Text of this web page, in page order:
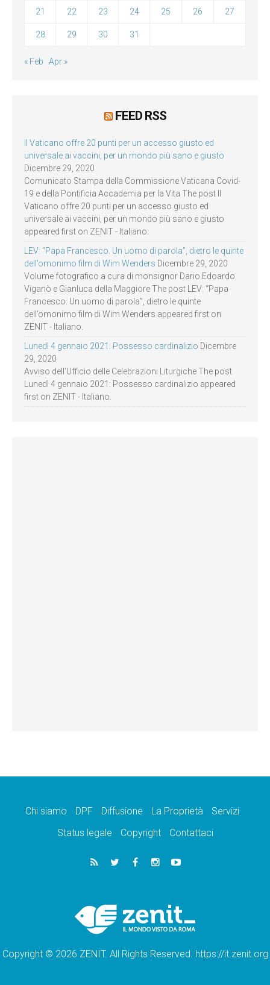
21 22 23 24 25 26 27
28 29 30 31
« Feb Apr »
FEED RSS
Il Vaticano offre 20 punti per un accesso giusto ed
universale ai vaccini, per un mondo più sano e giusto
Dicembre 29, 2020
Comunicato Stampa della Commissione Vaticana Covid-
19 e della Pontificia Accademia per la Vita The post Il
Vaticano offre 20 punti per un accesso giusto ed
universale ai vaccini, per un mondo più sano e giusto
appeared first on ZENIT - Italiano.
LEV: “Papa Francesco. Un uomo di parola”, dietro le quinte
dell’omonimo film di Wim Wenders Dicembre 29, 2020
Volume fotografico a cura di monsignor Dario Edoardo
Viganò e Gianluca della Maggiore The post LEV: “Papa
Francesco. Un uomo di parola”, dietro le quinte
dell’omonimo film di Wim Wenders appeared first on
ZENIT - Italiano.
Lunedì 4 gennaio 2021: Possesso cardinalizio Dicembre
29, 2020
Avviso dell’Ufficio delle Celebrazioni Liturgiche The post
Lunedì 4 gennaio 2021: Possesso cardinalizio appeared
first on ZENIT - Italiano.
Chi siamo DPF Diffusione La Proprietà
Servizi
Status legale
Copyright Contattaci
Copyright © 2026 ZENIT. All Rights Reserved. https://it.zenit.org